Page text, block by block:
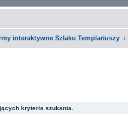
interaktywne Szlaku Templariuszy
kryteria szukania.